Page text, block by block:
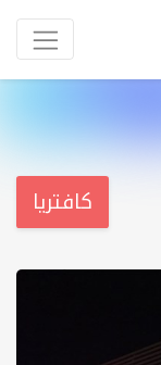
کافتریا